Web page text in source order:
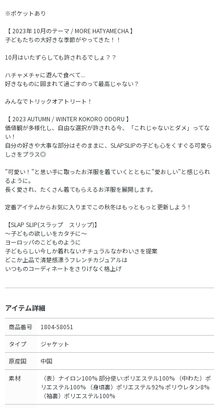
※ポケットあり
【 2023年 10月のテーマ / MORE HATYAMECHA 】
子どもたちの大好きな季節がやってきた！！
10月はいたずらしても許されるでしょ？？
ハチャメチャに遊んで食べて...
好きなものに囲まれて過ごすのって最高じゃない？
みんなでトリックオアトリート！
【 2023 AUTUMN / WINTER KOKORO ODORU 】
価値観が多様化し、自由な選択が許される今、「これじゃないとダメ」ってな
い！
自分の好きや大事な部分はそのままに、SLAPSLIPの子ども心をくすぐる可愛ら
しさをプラス◎
”可愛い！”と思い手に取ったお洋服を着ていくとともに”愛おしい”と感じられ
るように。
長く愛され、たくさん着てもらえるお洋服を展開します。
定番アイテムからお気に入りまでこの秋冬はもっともっと更新しよう！
【SLAP SLIP(スラップ スリップ)】
～子どもの欲しいをカタチに～
ヨーロッパのこどものように
子どもらしい今しか着れないナチュラルなかわいさを提案
どこか上品で清楚感漂うフレンチカジュアルは
いつものコーディネートをさりげなく格上げ
アイテム詳細
商品番号 1804-58051
タイプ ジャケット
原産国 中国
素材
（表）ナイロン100% 部分使い:ポリエステル100% （中わた）ポ
リエステル100% （身頃裏）ポリエステル92% ポリウレタン8%
（袖裏）ポリエステル100%